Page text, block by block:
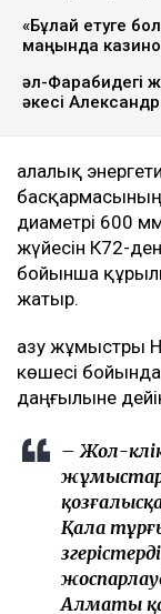
«Бұлай етуге
маңында
әл-Фарабидегі
әкесі
Қалалық
басқармасының
диаметрі 600
жүйесін К72-
бойынша
жатыр.
Қазу жұмыстры
көшесі
даңғылыне
– Жол-
Қала
Алматы